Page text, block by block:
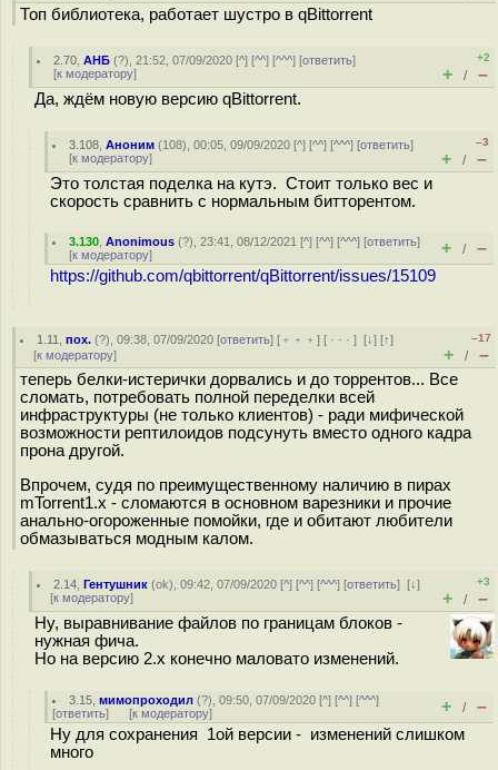
Топ библиотека, работает шустро в qBittorrent
2.70 ,АНБ (?), 21:52, 07/09/2020 [^] [^^] [^^^] [ответить]
[к модератору]
+2
+ / –
Да, ждём новую версию qBittorrent.
3.108 ,Аноним (108), 00:05, 09/09/2020 [^] [^^] [^^^] [ответить]
[к модератору]
–3
+ / –
Это толстая поделка на кутэ. Стоит только вес и
скорость сравнить с нормальным битторентом.
3.130 ,Anonimous (?), 23:41, 08/12/2021 [^] [^^] [^^^] [ответить]
[к модератору] + / –
https://github.com/qbittorrent/qBittorrent/issues/15109
1.11 ,пох. (?), 09:38, 07/09/2020 [ответить] [ ﹢﹢﹢] [ · · ·][↓] [↑]
[к модератору]
–17
+ / –
теперь белки-истерички дорвались и до торрентов... Все
сломать, потребовать полной переделки всей
инфраструктуры (не только клиентов) - ради мифической
возможности рептилоидов подсунуть вместо одного кадра
прона другой.
Впрочем, судя по преимущественному наличию в пирах
mTorrent1.x - сломаются в основном варезники и прочие
анально-огороженные помойки, где и обитают любители
обмазываться модным калом.
2.14 ,Гентушник (ok), 09:42, 07/09/2020 [^] [^^] [^^^] [ответить][↓]
[к модератору]
+3
+ / –
Ну, выравнивание файлов по границам блоков -
нужная фича.
Но на версию 2.x конечно маловато изменений.
3.15 ,мимопроходил (?), 09:50, 07/09/2020 [^] [^^] [^^^]
[ответить] [к модератору] + / –
Ну для сохранения 1ой версии - изменений слишком
много